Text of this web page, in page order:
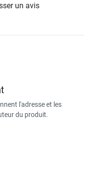
un avis
l'adresse et les
du produit.